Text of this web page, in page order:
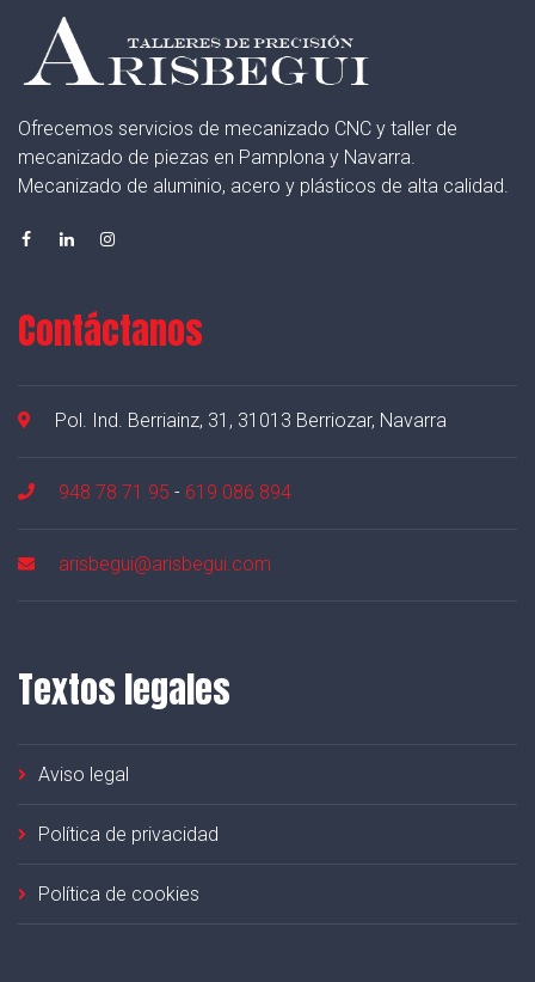
Ofrecemos servicios de mecanizado CNC y taller de
mecanizado de piezas en Pamplona y Navarra.
Mecanizado de aluminio, acero y plásticos de alta calidad.
Contáctanos
Pol. Ind. Berriainz, 31, 31013 Berriozar, Navarra
948 78 71 95 - 619 086 894
arisbegui@arisbegui.com
Textos legales
Aviso legal
Política de privacidad
Política de cookies